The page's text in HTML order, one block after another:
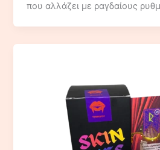
που αλλάζει με ραγδαίους